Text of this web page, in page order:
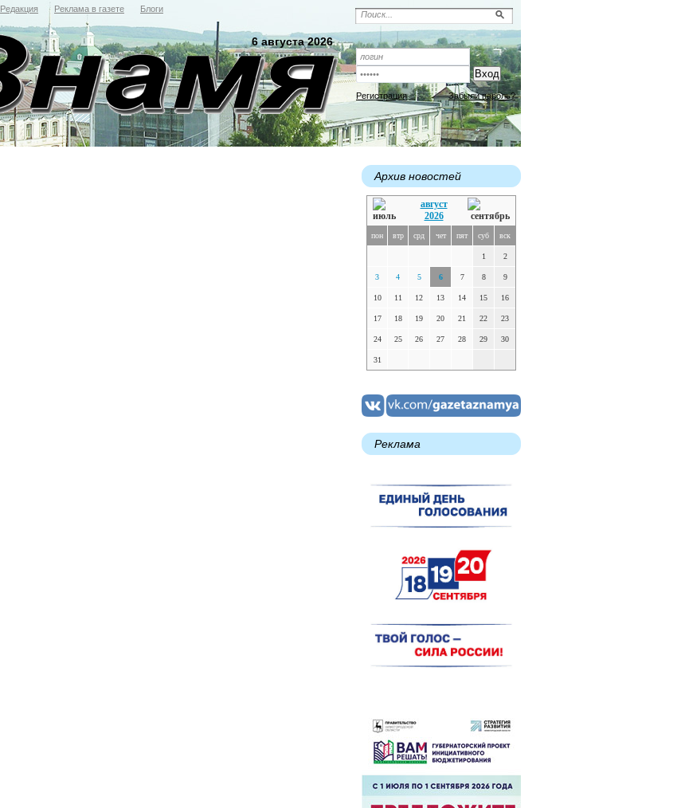
Редакция Реклама в газете Блоги
Регистрация Забыли пароль?
6 августа 2026
Архив новостей
август
2026
пон втр срд чет пят суб вск
1 2
3 4 5 6 7 8 9
10 11 12 13 14 15 16
17 18 19 20 21 22 23
24 25 26 27 28 29 30
31
Реклама